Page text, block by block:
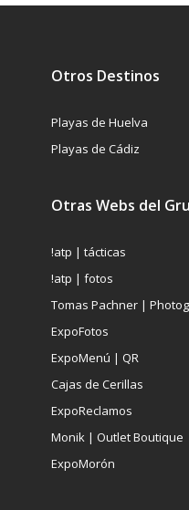
Otros Destinos
Playas de Huelva
Playas de Cádiz
Otras Webs del
!atp | tácticas
!atp | fotos
Tomas Pachner |
ExpoFotos
ExpoMenú | QR
Cajas de Cerillas
ExpoReclamos
Monik | Outlet Boutique
ExpoMorón